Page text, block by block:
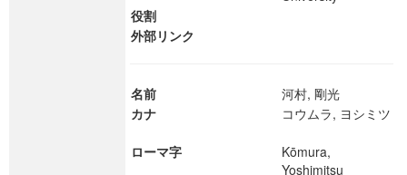
役割
外部リンク
名前
河村, 剛光
カナ
コウムラ, ヨシミツ
ローマ字
Kōmura,
Yoshimitsu